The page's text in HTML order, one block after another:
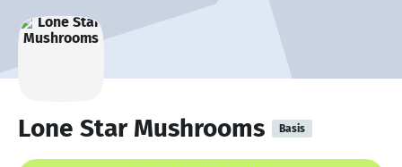
Lone Star Mushrooms Basis